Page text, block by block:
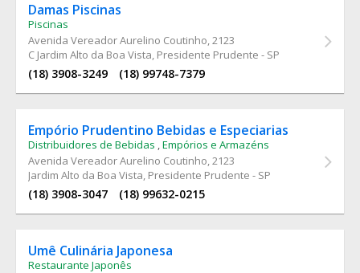
Damas Piscinas
Piscinas
Avenida Vereador Aurelino Coutinho, 2123
C Jardim Alto da Boa Vista, Presidente Prudente - SP
(18) 3908-3249 (18) 99748-7379
Empório Prudentino Bebidas e Especiarias
Distribuidores de Bebidas ,Empórios e Armazéns
Avenida Vereador Aurelino Coutinho, 2123
Jardim Alto da Boa Vista, Presidente Prudente - SP
(18) 3908-3047 (18) 99632-0215
Umê Culinária Japonesa
Restaurante Japonês